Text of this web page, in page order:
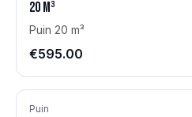
20 m³
Puin 20 m³
€595.00
Puin